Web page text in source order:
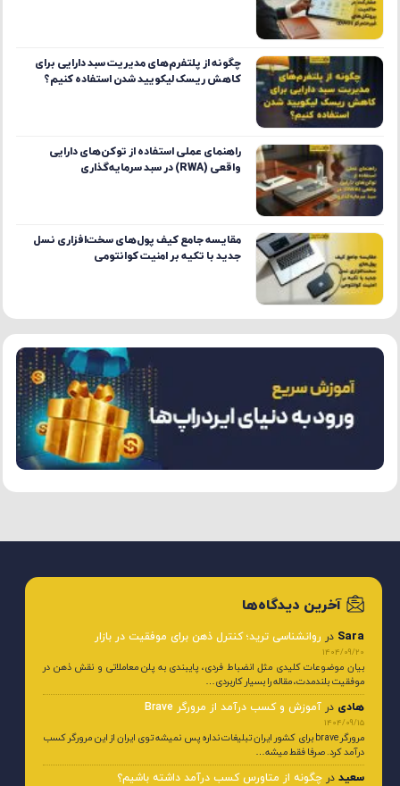
چگونه از پلتفرم‌های مدیریت سبد دارایی برای
کاهش ریسک لیکویید شدن استفاده کنیم؟
راهنمای عملی استفاده از توکن‌های دارایی
واقعی (RWA) در سبد سرمایه‌گذاری
مقایسه جامع کیف پول‌های سخت‌افزاری نسل
جدید با تکیه بر امنیت کوانتومی
آخرین دیدگاه‌ها
Sara در روانشناسی ترید؛ کنترل ذهن برای موفقیت در بازار
1404/09/20
بیان موضوعات کلیدی مثل انضباط فردی، پایبندی به پلن معاملاتی و نقش ذهن در
موفقیت بلندمدت، مقاله را بسیار کاربردی…
هادی در آموزش و کسب درآمد از مرورگر Brave
1404/09/15
مرورگر brave برای کشور ایران تبلیغات نداره پس نمیشه توی ایران از این مرورگر کسب
درآمد کرد. صرفا فقط میشه…
سعید در چگونه از متاورس کسب درآمد داشته باشیم؟